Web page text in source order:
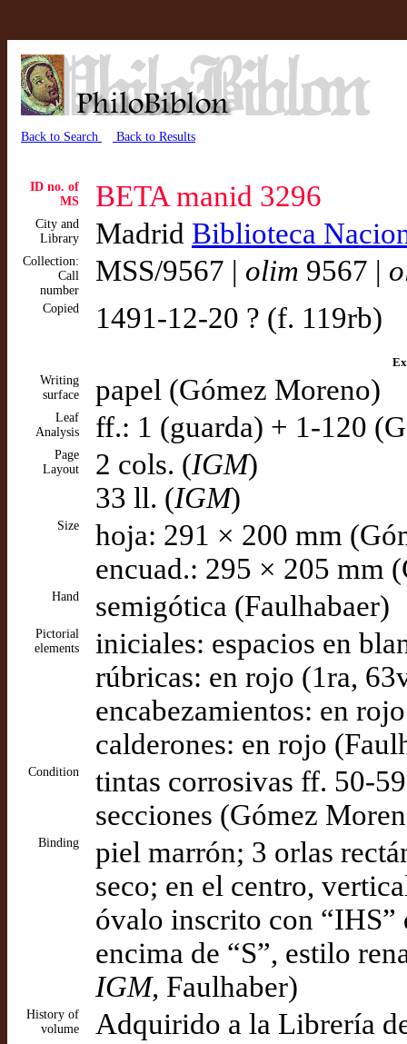
Back to Search Back to Results
ID no. of
MS
BETA manid 3296
City and
Library
Madrid Biblioteca
Collection:
Call
number
MSS/9567 | olim 9567 |
Copied 1491-12-20 ? (f. 119rb)
Writing
surface
papel (Gómez Moreno)
Leaf
Analysis
ff.: 1 (guarda) + 1-120
Page
Layout
2 cols. (IGM)
33 ll. (IGM)
Size
hoja: 291 × 200 mm
encuad.: 295 × 205 mm
Hand semigótica (Faulhabaer)
Pictorial
elements
iniciales: espacios en
rúbricas: en rojo (1ra,
encabezamientos: en
calderones: en rojo
Condition
tintas corrosivas ff. 50-
secciones (Gómez
Binding
piel marrón; 3 orlas
seco; en el centro,
óvalo inscrito con “IHS”
encima de “S”, estilo
IGM, Faulhaber)
History of
volume
Adquirido a la Librería